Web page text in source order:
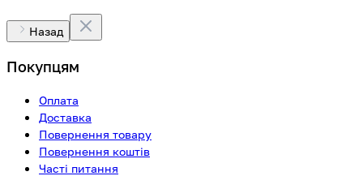
Назад
Покупцям
Оплата
Доставка
Повернення товару
Повернення коштів
Часті питання